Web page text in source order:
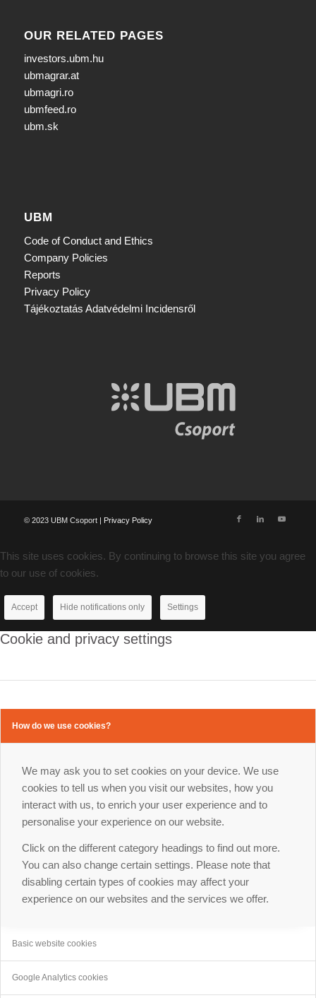
OUR RELATED PAGES
investors.ubm.hu
ubmagrar.at
ubmagri.ro
ubmfeed.ro
ubm.sk
UBM
Code of Conduct and Ethics
Company Policies
Reports
Privacy Policy
Tájékoztatás Adatvédelmi Incidensről
© 2023 UBM Csoport | Privacy Policy
This site uses cookies. By continuing to browse this site you agree
to our use of cookies.
Accept Hide notifications only Settings
Cookie and privacy settings
How do we use cookies?
We may ask you to set cookies on your device. We use
cookies to tell us when you visit our websites, how you
interact with us, to enrich your user experience and to
personalise your experience on our website.
Click on the different category headings to find out more.
You can also change certain settings. Please note that
disabling certain types of cookies may affect your
experience on our websites and the services we offer.
Basic website cookies
Google Analytics cookies